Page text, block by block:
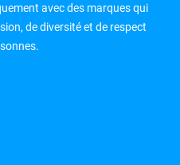
avec des marques qui
de diversité et de respect